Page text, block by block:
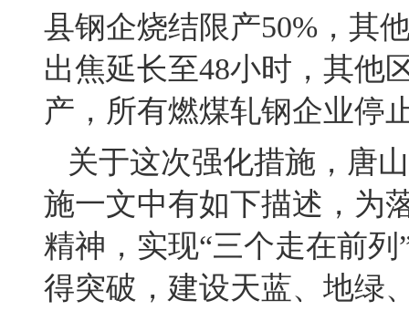
县钢企烧结限产50%，其
出焦延长至48小时，其他
产，所有燃煤轧钢企业停
关于这次强化措施，唐
施一文中有如下描述，为
精神，实现“三个走在前
得突破，建设天蓝、地绿